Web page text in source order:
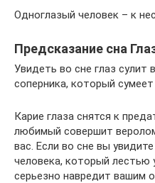
Одноглазый человек – к
Предсказание сна
Увидеть во сне глаз сулит
соперника, который
Карие глаза снятся к
любимый совершит
вас. Если во сне вы
человека, который лестью
серьезно навредит вашим